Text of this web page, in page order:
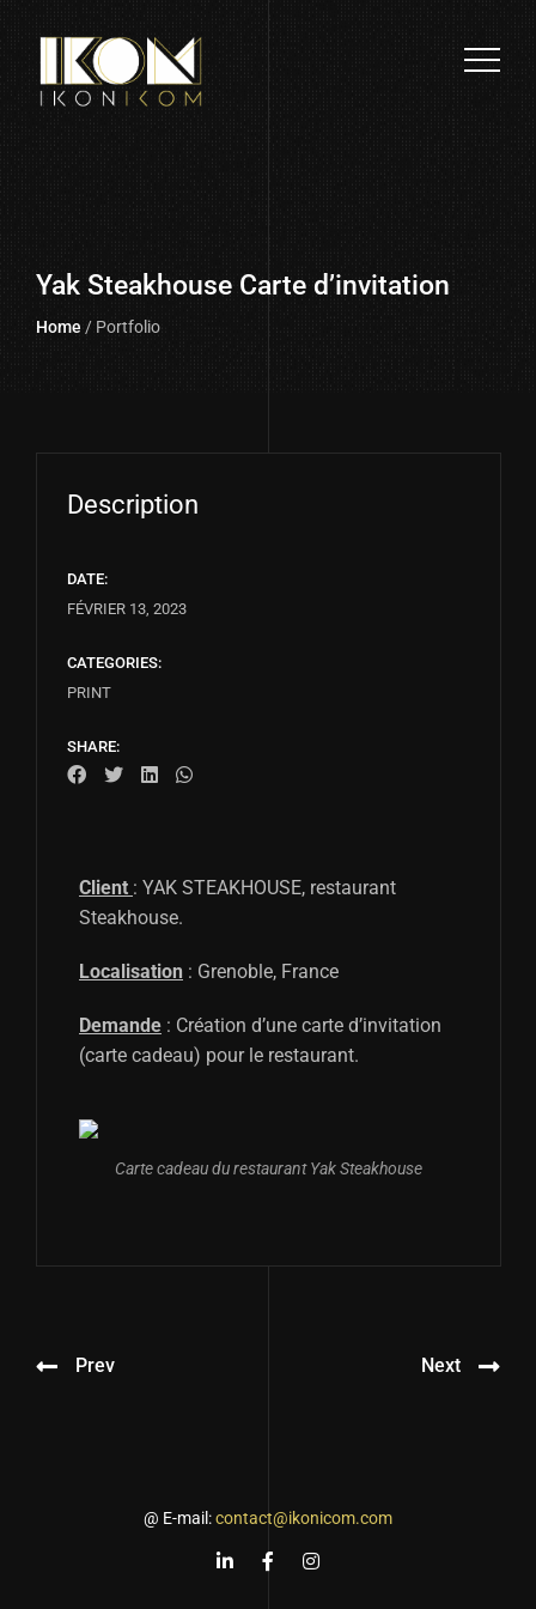
Yak Steakhouse Carte d’invitation
Home / Portfolio
Description
DATE:
FÉVRIER 13, 2023
CATEGORIES:
PRINT
SHARE:
Client : YAK STEAKHOUSE, restaurant
Steakhouse.
Localisation : Grenoble, France
Demande : Création d’une carte d’invitation
(carte cadeau) pour le restaurant.
Carte cadeau du restaurant Yak Steakhouse
Prev Next
@ E-mail:contact@ikonicom.com